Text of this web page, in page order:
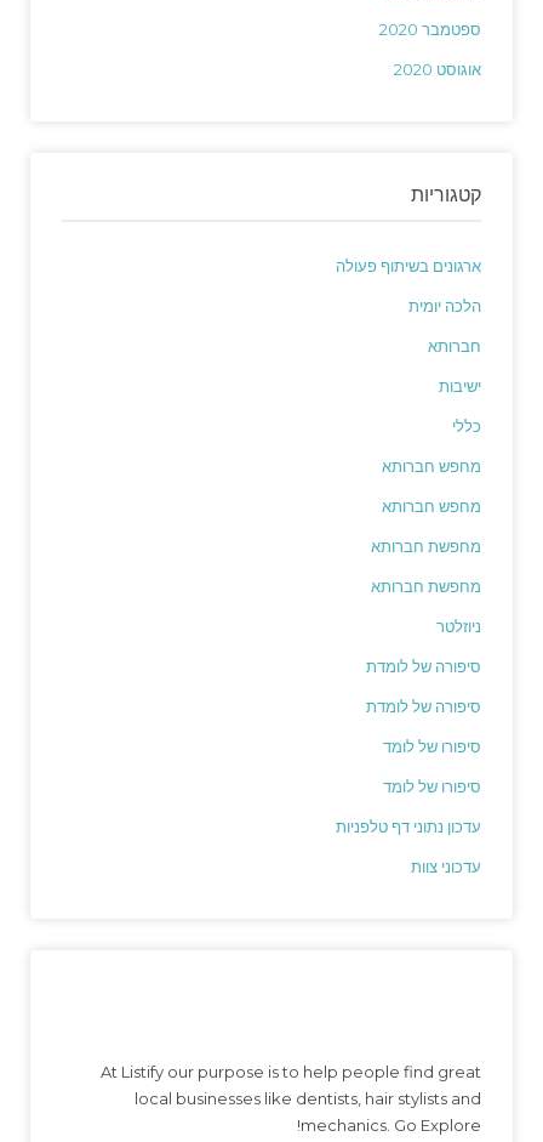
ספטמבר 2020
אוגוסט 2020
קטגוריות
ארגונים בשיתוף פעולה
הלכה יומית
חברותא
ישיבות
כללי
מחפש חברותא
מחפש חברותא
מחפשת חברותא
מחפשת חברותא
ניוזלטר
סיפורה של לומדת
סיפורה של לומדת
סיפורו של לומד
סיפורו של לומד
עדכון נתוני דף טלפניות
עדכוני צוות
At Listify our purpose is to help people find great
local businesses like dentists, hair stylists and
mechanics. Go Explore!